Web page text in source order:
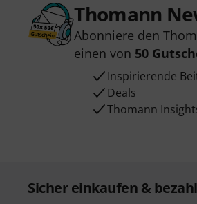
Thomann
Abonniere den
einen von 50
Inspirierende
Deals
Thomann
Sicher einkaufen &